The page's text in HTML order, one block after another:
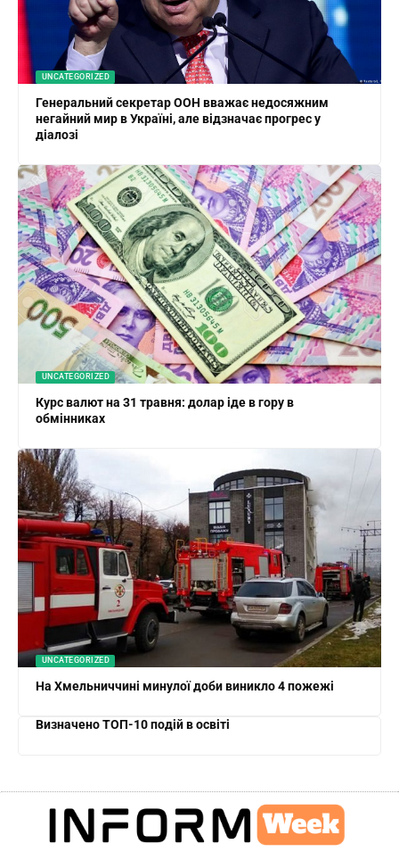
UNCATEGORIZED
Генеральний секретар ООН вважає недосяжним
негайний мир в Україні, але відзначає прогрес у
діалозі
UNCATEGORIZED
Курс валют на 31 травня: долар іде в гору в
обмінниках
UNCATEGORIZED
На Хмельниччині минулої доби виникло 4 пожежі
Визначено ТОП-10 подій в освіті